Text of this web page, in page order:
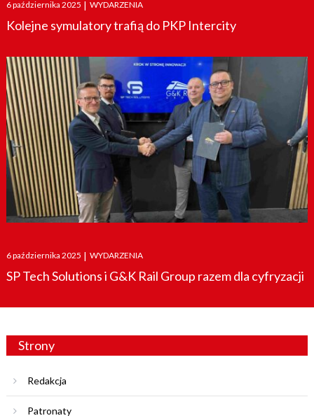
on
6 października 2025 | WYDARZENIA
Kolejne symulatory trafią do PKP Intercity
Posted
on
6 października 2025 | WYDARZENIA
SP Tech Solutions i G&K Rail Group razem dla cyfryzacji
Strony
Redakcja
Patronaty